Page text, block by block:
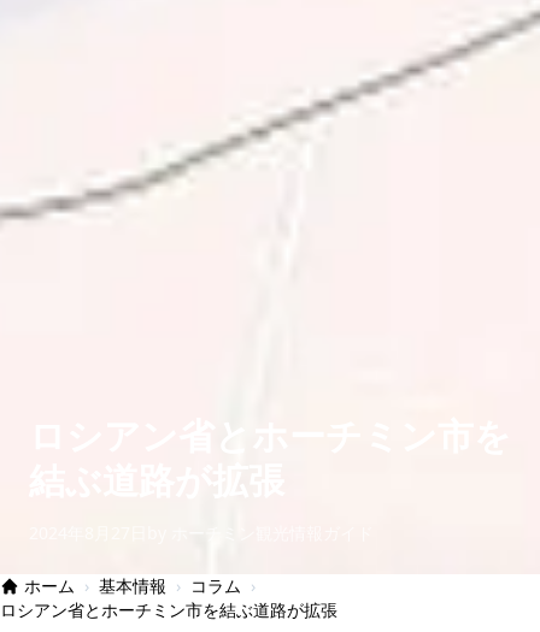
ホーム › 基本情報 › コラム ›
ロシアン省とホーチミン市を結ぶ道路が拡張